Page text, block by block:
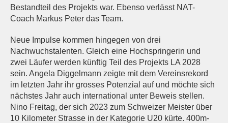
Bestandteil des Projekts war. Ebenso verlässt NAT-
Coach Markus Peter das Team.
Neue Impulse kommen hingegen von drei
Nachwuchstalenten. Gleich eine Hochspringerin und
zwei Läufer werden künftig Teil des Projekts LA 2028
sein. Angela Diggelmann zeigte mit dem Vereinsrekord
im letzten Jahr ihr grosses Potenzial auf und möchte sich
nächstes Jahr auch international unter Beweis stellen.
Nino Freitag, der sich 2023 zum Schweizer Meister über
10 Kilometer Strasse in der Kategorie U20 kürte. 400m-